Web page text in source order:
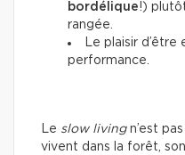
bordélique!)
rangée.
Le plaisir d’être
performance.
Le slow livingn’est
vivent dans la forêt,